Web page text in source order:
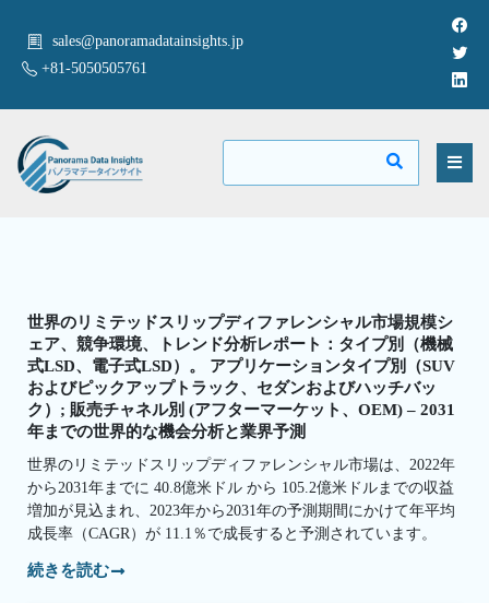
sales@panoramadatainsights.jp
+81-5050505761
世界のリミテッドスリップディファレンシャル市場規模シ
ェア、競争環境、トレンド分析レポート：タイプ別（機械
式LSD、電子式LSD）。 アプリケーションタイプ別（SUV
およびピックアップトラック、セダンおよびハッチバッ
ク）; 販売チャネル別 (アフターマーケット、OEM) – 2031
年までの世界的な機会分析と業界予測
世界のリミテッドスリップディファレンシャル市場は、2022年
から2031年までに 40.8億米ドル から 105.2億米ドルまでの収益
増加が見込まれ、2023年から2031年の予測期間にかけて年平均
成長率（CAGR）が 11.1％で成長すると予測されています。
続きを読む